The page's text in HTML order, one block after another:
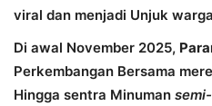
viral dan menjadi Unjuk
Di awal November 2025,
Perkembangan Bersama
Hingga sentra Minuman